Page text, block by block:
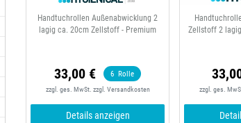
Handtuchrollen Außenabwicklung 2
lagig ca. 20cm Zellstoff - Premium
33,00 € 6 Rolle
zzgl. ges. MwSt. zzgl. Versandkosten
Details anzeigen
Zellstoff 2 lagig
zzgl. ges.